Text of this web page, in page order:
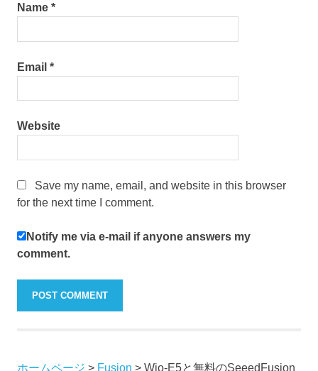
Name *
Email *
Website
Save my name, email, and website in this browser
for the next time I comment.
Notify me via e-mail if anyone answers my
comment.
ホームページ > Fusion > Wio-E5と無料のSeeedFusion